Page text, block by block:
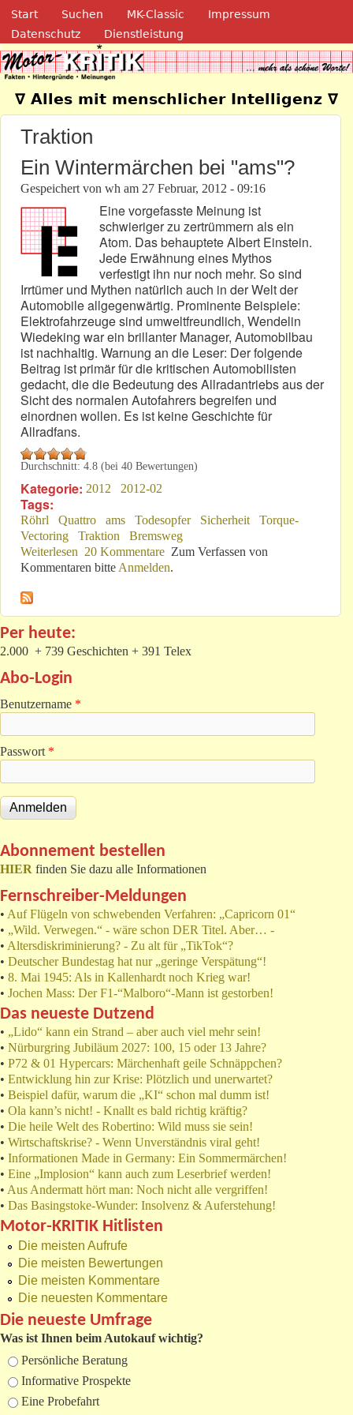
Direkt zum Inhalt
Navigation
Start Suchen MK-Classic
Impressum
Datenschutz
Dienstleistung
Motor-Kritik.de
∇ Alles mit menschlicher Intelligenz ∇
Traktion
Ein Wintermärchen bei "ams"?
Gespeichert von wh am 27 Februar, 2012 - 09:16
Eine vorgefasste Meinung ist
schwieriger zu zertrümmern als ein
Atom. Das behauptete Albert Einstein.
Jede Erwähnung eines Mythos
verfestigt ihn nur noch mehr. So sind
Irrtümer und Mythen natürlich auch in der Welt der
Automobile allgegenwärtig. Prominente Beispiele:
Elektrofahrzeuge sind umweltfreundlich, Wendelin
Wiedeking war ein brillanter Manager, Automobilbau
ist nachhaltig. Warnung an die Leser: Der folgende
Beitrag ist primär für die kritischen Automobilisten
gedacht, die die Bedeutung des Allradantriebs aus der
Sicht des normalen Autofahrers begreifen und
einordnen wollen. Es ist keine Geschichte für
Allradfans.
Durchschnitt: 4.8 (bei 40 Bewertungen)
Kategorie: 2012 2012-02
Tags:
Röhrl Quattro ams Todesopfer Sicherheit
Torque-
Vectoring
Traktion
Bremsweg
Weiterlesen über Ein Wintermärchen bei "ams"?
20 Kommentare Zum Verfassen von
Kommentaren bitte Anmelden.
Per heute:
2.000 + 739 Geschichten + 391 Telex
Abo-Login
Benutzername *
Passwort *
Abonnement bestellen
HIER finden Sie dazu alle Informationen
Fernschreiber-Meldungen
• Auf Flügeln von schwebenden Verfahren: „Capricorn 01“
• „Wild. Verwegen.“ - wäre schon DER Titel. Aber… -
• Altersdiskriminierung? - Zu alt für „TikTok“?
• Deutscher Bundestag hat nur „geringe Verspätung“!
• 8. Mai 1945: Als in Kallenhardt noch Krieg war!
• Jochen Mass: Der F1-“Malboro“-Mann ist gestorben!
Das neueste Dutzend
• „Lido“ kann ein Strand – aber auch viel mehr sein!
• Nürburgring Jubiläum 2027: 100, 15 oder 13 Jahre?
• P72 & 01 Hypercars: Märchenhaft geile Schnäppchen?
• Entwicklung hin zur Krise: Plötzlich und unerwartet?
• Beispiel dafür, warum die „KI“ schon mal dumm ist!
• Ola kann’s nicht! - Knallt es bald richtig kräftig?
• Die heile Welt des Robertino: Wild muss sie sein!
• Wirtschaftskrise? - Wenn Unverständnis viral geht!
• Informationen Made in Germany: Ein Sommermärchen!
• Eine „Implosion“ kann auch zum Leserbrief werden!
• Aus Andermatt hört man: Noch nicht alle vergriffen!
• Das Basingstoke-Wunder: Insolvenz & Auferstehung!
Motor-KRITIK Hitlisten
Die meisten Aufrufe
Die meisten Bewertungen
Die meisten Kommentare
Die neuesten Kommentare
Die neueste Umfrage
Was ist Ihnen beim Autokauf wichtig?
Auswahlmöglichkeiten
Persönliche Beratung
Informative Prospekte
Eine Probefahrt